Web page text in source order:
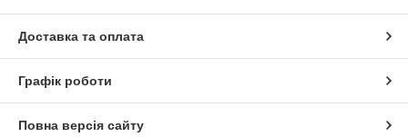
Доставка та оплата
Графік роботи
Повна версія сайту